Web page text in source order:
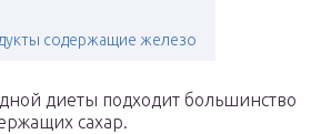
содержащие железо
диеты подходит большинство
сахар.